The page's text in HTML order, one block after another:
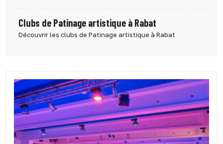
Clubs de Patinage artistique à Rabat
Découvrir les clubs de Patinage artistique à Rabat